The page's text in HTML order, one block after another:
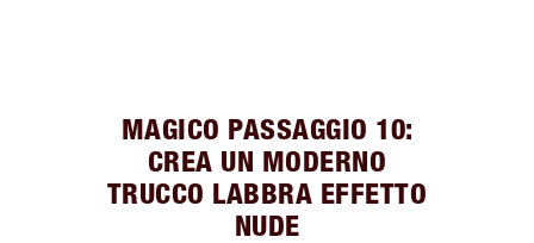
MAGICO PASSAGGIO 10:
CREA UN MODERNO
TRUCCO LABBRA EFFETTO
NUDE